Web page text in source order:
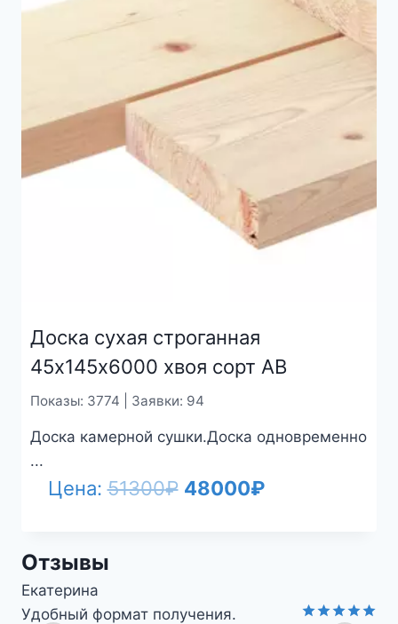
Доска сухая строганная
45х145х6000 хвоя сорт АВ
Показы: 3774 | Заявки: 94
Доска камерной сушки.Доска одновременно
...
Цена:51300₽ Первоначальная
48000₽Текущая
Отзывы
Магомед
Все необходимое под рукой.